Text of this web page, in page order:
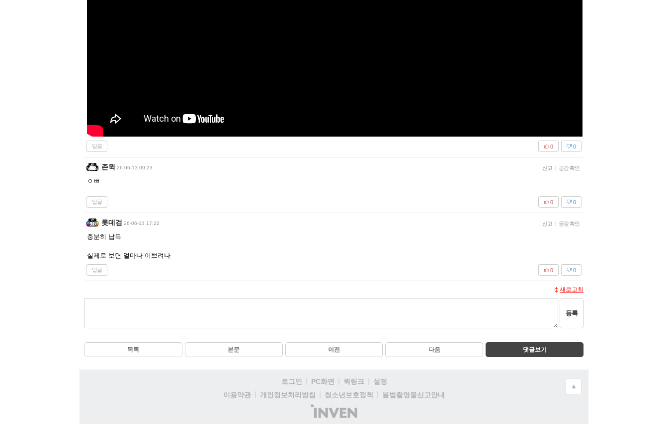
답글 0
0
존윅 26-06-13 09:23 신고 | 공감 확인
ㅇㅃ
답글 0
0
롯데검 26-06-13 17:22 신고 | 공감 확인
충분히 납득
실제로 보면 얼마나 이쁘려나
답글 0
0
새로고침
등록
목록 본문 이전 다음 댓글보기
로그인 PC화면 퀵링크
설정
이용약관
개인정보처리방침 청소년보호정책
불법촬영물신고안내
(주)
인
▲